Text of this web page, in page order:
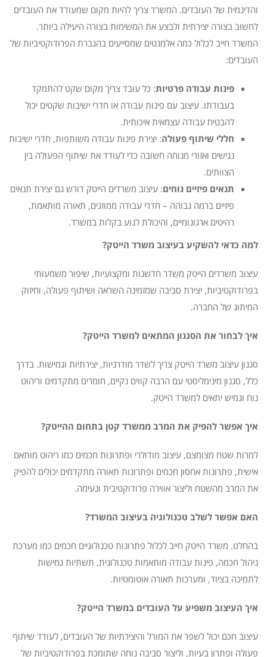
והדינמית של העובדים. המשרד צריך להיות מקום שמעודד את העובדים
לחשוב בצורה יצירתית ולבצע את המשימות בצורה היעילה ביותר.
המשרד חייב לכלול כמה אלמנטים שמסייעים בהגברת הפרודוקטיביות של
העובדים:
פינות עבודה פרטיות: כל עובד צריך מקום שקט להתמקד
בעבודתו. עיצוב עם פינות עבודה או חדרי ישיבות שקטים יכול
להבטיח עבודה עצמאית איכותית.
חללי שיתוף פעולה: יצירת פינות עבודה משותפות, חדרי ישיבות
נגישים ואזורי מנוחה חשובה כדי לעודד את שיתוף הפעולה בין
הצוותים.
תנאים פיזיים נוחים: עיצוב משרדים הייטק דורש גם יצירת תנאים
פיזיים ברמה גבוהה – חדרי עבודה ממוזגים, תאורה מותאמת,
רהיטים ארגונומיים, והיכולת לנוע בקלות במשרד.
למה כדאי להשקיע בעיצוב משרד הייטק?
עיצוב משרדים הייטק משדר חדשנות ומקצועיות, שיפור משמעותי
בפרודוקטיביות, יצירת סביבה שמזמינה השראה ושיתוף פעולה, וחיזוק
המיתוג של החברה.
איך לבחור את הסגנון המתאים למשרד הייטק?
סגנון עיצוב משרד הייטק צריך לשדר מודרניות, יצירתיות וגמישות. בדרך
כלל, סגנון מינימליסטי עם הרבה קווים נקיים, חומרים מתקדמים וריהוט
נוח וגמיש יתאים למשרד הייטק.
איך אפשר להפיק את המרב ממשרד קטן בתחום ההייטק?
למרות שטח מצומצם, עיצוב מודולרי ופתרונות חכמים כמו ריהוט מותאם
אישית, פתרונות אחסון חכמים ופתרונות תאורה מתקדמים יכולים להפיק
את המרב מהשטח וליצור אווירה פרודוקטיבית ונעימה.
האם אפשר לשלב טכנולוגיה בעיצוב המשרד?
בהחלט. משרד הייטק חייב לכלול פתרונות טכנולוגיים חכמים כמו מערכת
ניהול חכמה, פינות עבודה מותאמות טכנולוגית, תשתיות גמישות
לתמיכה בציוד, ומערכות תאורה אוטומטיות.
איך העיצוב משפיע על העובדים במשרד הייטק?
עיצוב חכם יכול לשפר את המורל והיצירתיות של העובדים, לעודד שיתוף
פעולה ופתרון בעיות, וליצור סביבה נוחה שתומכת בפרודוקטיביות של